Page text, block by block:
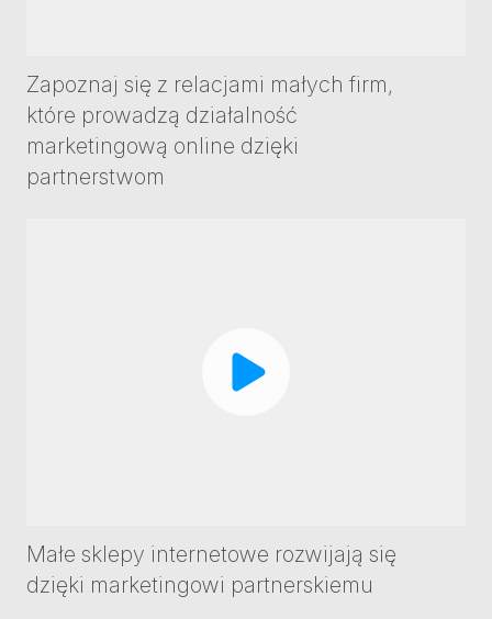
Zapoznaj się z relacjami małych firm,
które prowadzą działalność
marketingową online dzięki
partnerstwom
Małe sklepy internetowe rozwijają się
dzięki marketingowi partnerskiemu